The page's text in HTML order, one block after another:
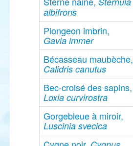
albifrons
Plongeon imbrin,
Gavia immer
Bécasseau maubèche,
Calidris canutus
Bec-croisé des sapins,
Loxia curvirostra
Gorgebleue à miroir,
Luscinia svecica